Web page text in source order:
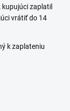
zaplatil
vrátiť do 14
k zaplateniu